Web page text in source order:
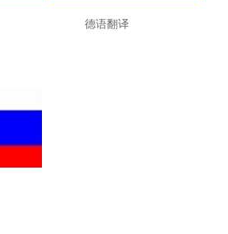
德语翻译